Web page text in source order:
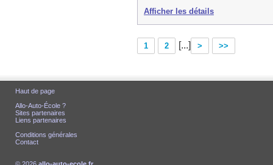
Afficher les détails
1 2 [...] > >>
Haut de page
Allo-Auto-École ?
Sites partenaires
Liens partenaires
Conditions générales
Contact